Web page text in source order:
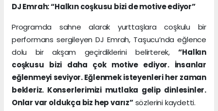
DJ Emrah: “Halkın coşkusu bizi de motive ediyor”
Programda sahne alarak yurttaşlara coşkulu bir
performans sergileyen DJ Emrah, Taşucu’nda eğlence
dolu bir akşam geçirdiklerini belirterek,“Halkın
coşkusu bizi daha çok motive ediyor. İnsanlar
eğlenmeyi seviyor. Eğlenmek isteyenleri her zaman
bekleriz. Konserlerimizi mutlaka gelip dinlesinler.
Onlar var oldukça biz hep varız”sözlerini kaydetti.